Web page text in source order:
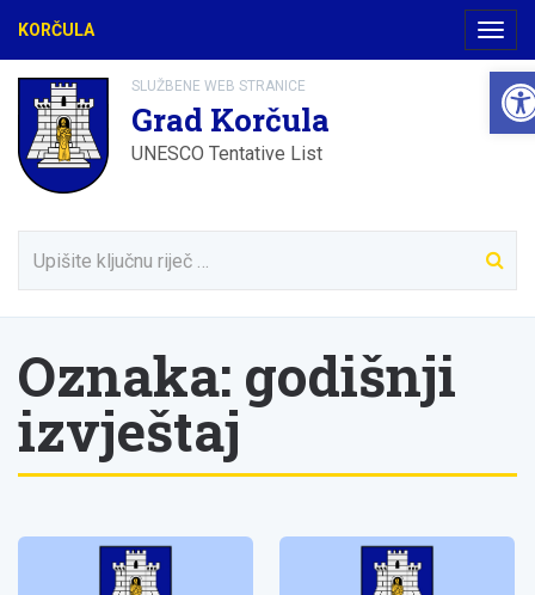
KORČULA
SLUŽBENE WEB STRANICE
Grad Korčula
UNESCO Tentative List
Oznaka: godišnji
izvještaj